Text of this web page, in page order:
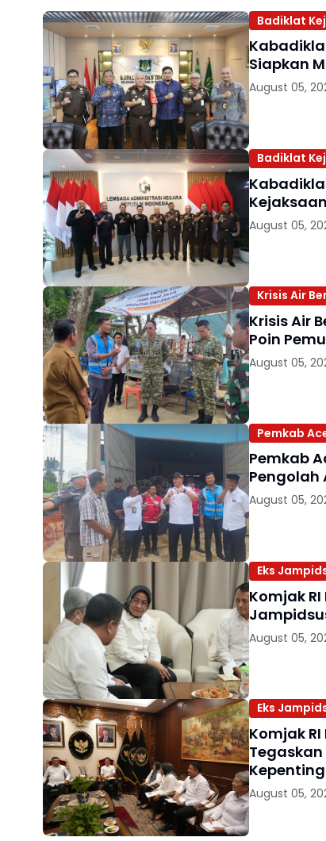
Badiklat
Siapkan
August 05,
Badiklat
August 05,
Krisis Air
Krisis Air
Poin
August 05,
Pemkab
Pemkab
Pengolah
August 05,
Eks
Komjak
August 05,
Eks
Komjak
August 05,